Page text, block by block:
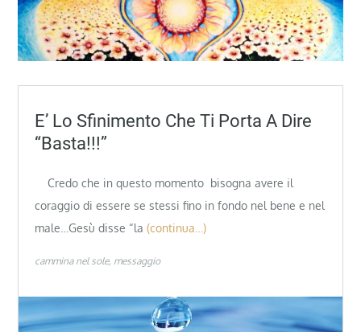
E’ Lo Sfinimento Che Ti Porta A Dire
“Basta!!!”
Credo che in questo momento bisogna avere il
coraggio di essere se stessi fino in fondo nel bene e nel
male…Gesù disse “la (continua…)
cammina nel sole messaggio